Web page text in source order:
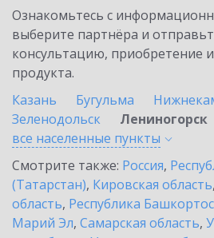
Ознакомьтесь с
выберите партнёра и
консультацию, приобретение
продукта.
Казань
Бугульма
Зеленодольск
Лениногорск
все населенные пункты
Смотрите также: Россия,
(Татарстан), Кировская область,
область, Республика
Марий Эл, Самарская область,